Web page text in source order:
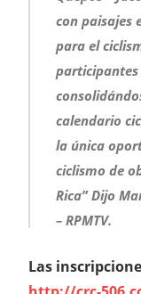
con paisajes
para el
participantes
calendario
la única
ciclismo de
Rica” Dijo
– RPMTV.
Las